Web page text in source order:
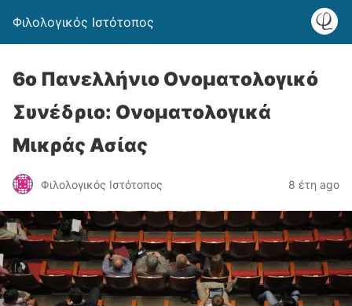
Φιλολογικός Ιστότοπος
6ο Πανελλήνιο Ονοματολογικό
Συνέδριο: Ονοματολογικά
Μικράς Ασίας
Φιλολογικός Ιστότοπος 8 έτη ago